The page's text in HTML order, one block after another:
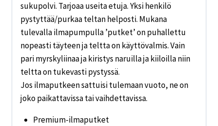
sukupolvi. Tarjoaa useita etuja. Yksi henkilö
pystyttää/purkaa teltan helposti. Mukana
tulevalla ilmapumpulla ’putket’ on puhallettu
nopeasti täyteen ja teltta on käyttövalmis. Vain
pari myrskyliinaa ja kiristys naruilla ja kiiloilla niin
teltta on tukevasti pystyssä.
Jos ilmaputkeen sattuisi tulemaan vuoto, ne on
joko paikattavissa tai vaihdettavissa.
Premium-ilmaputket